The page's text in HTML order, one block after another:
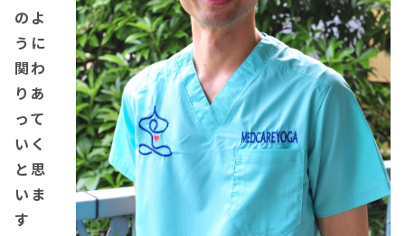
のよ
うに
関わ
りあ
って
いく
と思
いま
す